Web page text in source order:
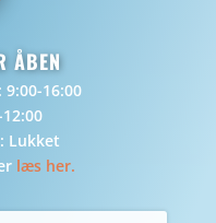
ÅBEN
9:00-16:00
Lukket
læs her.